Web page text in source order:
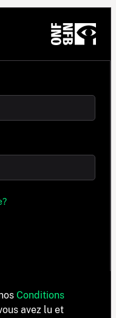
Conditions
avez lu et